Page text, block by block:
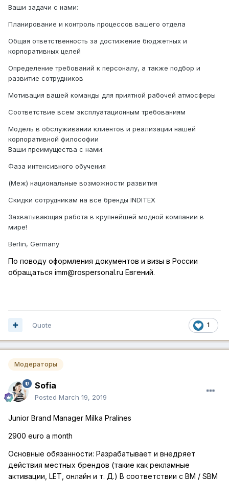
Ваши задачи с нами:
Планирование и контроль процессов вашего отдела
Общая ответственность за достижение бюджетных и
корпоративных целей
Определение требований к персоналу, а также подбор и
развитие сотрудников
Мотивация вашей команды для приятной рабочей атмосферы
Соответствие всем эксплуатационным требованиям
Модель в обслуживании клиентов и реализации нашей
корпоративной философии
Ваши преимущества с нами:
Фаза интенсивного обучения
(Меж) национальные возможности развития
Скидки сотрудникам на все бренды INDITEX
Захватывающая работа в крупнейшей модной компании в
мире!
Berlin, Germany
По поводу оформления документов и визы в России
обращаться imm@rospersonal.ru Евгений.
1
Quote
Модераторы
Sofia
Posted March 19, 2019
Junior Brand Manager Milka Pralines
2900 euro a month
Основные обязанности: Разрабатывает и внедряет
действия местных брендов (такие как рекламные
активации, LET, онлайн и т. Д.) В соответствии с BM / SBM